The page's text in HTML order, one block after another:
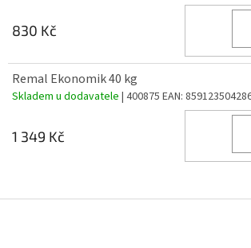
830 Kč
Remal Ekonomik 40 kg
Skladem u dodavatele | 400875 EAN:
1 349 Kč